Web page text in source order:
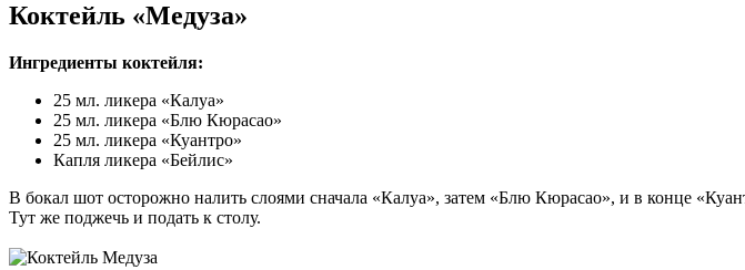
Коктейль «Медуза»
Ингредиенты коктейля:
25 мл. ликера «Калуа»
25 мл. ликера «Блю Кюрасао»
25 мл. ликера «Куантро»
Капля ликера «Бейлис»
В бокал шот осторожно налить слоями сначала «Калуа», затем «Блю Кюрасао», и в конце
Тут же поджечь и подать к столу.